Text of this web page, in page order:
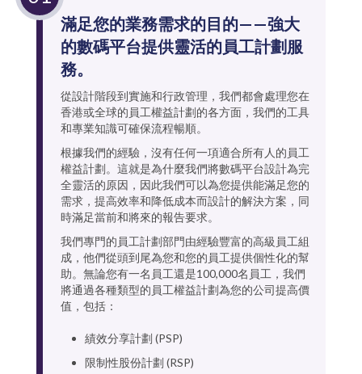
滿足您的業務需求的目的——強大
的數碼平台提供靈活的員工計劃服
務。
從設計階段到實施和行政管理，我們都會處理您在
香港或全球的員工權益計劃的各方面，我們的工具
和專業知識可確保流程暢順。
根據我們的經驗，沒有任何一項適合所有人的員工
權益計劃。這就是為什麼我們將數碼平台設計為完
全靈活的原因，因此我們可以為您提供能滿足您的
需求，提高效率和降低成本而設計的解決方案，同
時滿足當前和將來的報告要求。
我們專門的員工計劃部門由經驗豐富的高級員工組
成，他們從頭到尾為您和您的員工提供個性化的幫
助。無論您有一名員工還是100,000名員工，我們
將通過各種類型的員工權益計劃為您的公司提高價
值，包括：
績效分享計劃 (PSP)
限制性股份計劃 (RSP)